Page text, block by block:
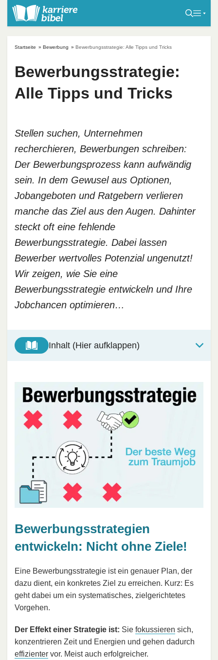
Startseite » Bewerbung » Bewerbungsstrategie: Alle Tipps und Tricks
Bewerbungsstrategie:
Alle Tipps und Tricks
Stellen suchen, Unternehmen
recherchieren, Bewerbungen schreiben:
Der Bewerbungsprozess kann aufwändig
sein. In dem Gewusel aus Optionen,
Jobangeboten und Ratgebern verlieren
manche das Ziel aus den Augen. Dahinter
steckt oft eine fehlende
Bewerbungsstrategie. Dabei lassen
Bewerber wertvolles Potenzial ungenutzt!
Wir zeigen, wie Sie eine
Bewerbungsstrategie entwickeln und Ihre
Jobchancen optimieren…
Inhalt (Hier aufklappen)
Bewerbungsstrategien
entwickeln: Nicht ohne Ziele!
Eine Bewerbungsstrategie ist ein genauer Plan, der
dazu dient, ein konkretes Ziel zu erreichen. Kurz: Es
geht dabei um ein systematisches, zielgerichtetes
Vorgehen.
Der Effekt einer Strategie ist: Sie fokussieren sich,
konzentrieren Zeit und Energien und gehen dadurch
effizienter vor. Meist auch erfolgreicher.